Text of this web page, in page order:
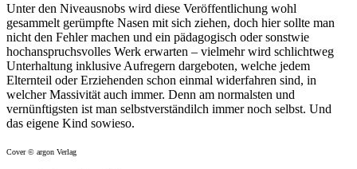
Unter den Niveausnobs wird diese Veröffentlichung wohl
gesammelt gerümpfte Nasen mit sich ziehen, doch hier sollte man
nicht den Fehler machen und ein pädagogisch oder sonstwie
hochanspruchsvolles Werk erwarten – vielmehr wird schlichtweg
Unterhaltung inklusive Aufregern dargeboten, welche jedem
Elternteil oder Erziehenden schon einmal widerfahren sind, in
welcher Massivität auch immer. Denn am normalsten und
vernünftigsten ist man selbstverständilch immer noch selbst. Und
das eigene Kind sowieso.
Cover © argon Verlag